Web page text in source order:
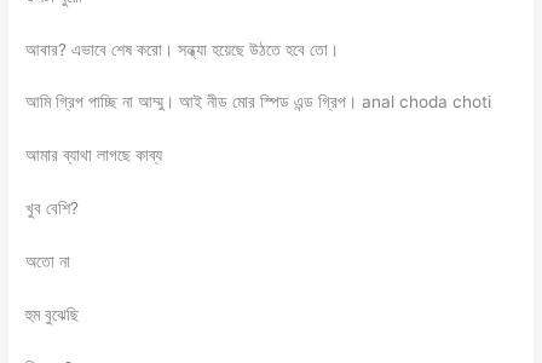
আবার? এভাবে শেষ করো। সন্ধ্যা হয়েছে উঠতে হবে তো।
আমি গ্রিপ পাচ্ছি না আম্মু। আই নীড মোর স্পিড এন্ড গ্রিপ। anal choda choti
আমার ব্যাথা লাগছে কাব্য
খুব বেশি?
অতো না
হুম বুঝেছি